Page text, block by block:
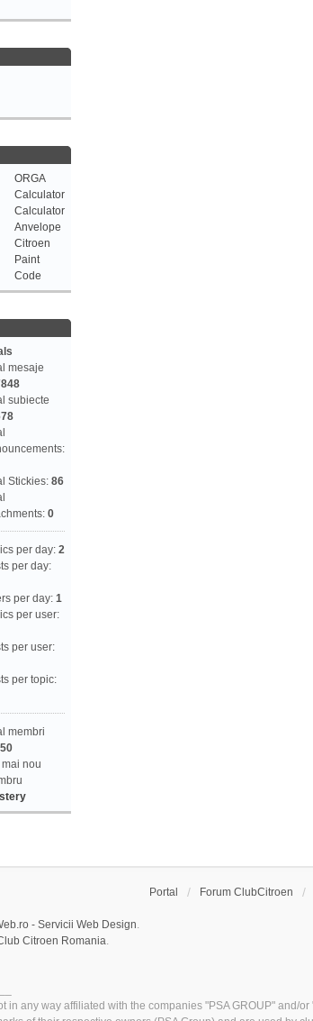
ORGA
Calculator
Calculator
Anvelope
Citroen
Paint
Code
mesaje
subiecte
Stickies: 86
0
per day: 2
per day:
per day: 1
per user:
per user:
per topic:
membri
nou
Portal Forum ClubCitroen
- Servicii Web Design.
Citroen Romania.
in any way affiliated with the companies "PSA GROUP"